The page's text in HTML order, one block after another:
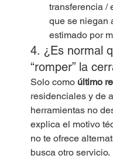
transferencia /
que se niegan
estimado por
4. ¿Es normal
“romper” la
Solo como último
residenciales y de
herramientas no
explica el motivo
no te ofrece
busca otro servicio.